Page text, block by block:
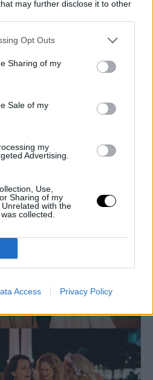
may further disclose it to other
Opt Outs
Sharing of my
Sale of my
my
Advertising.
Use,
Sharing of my
with the
collected.
Access Privacy Policy